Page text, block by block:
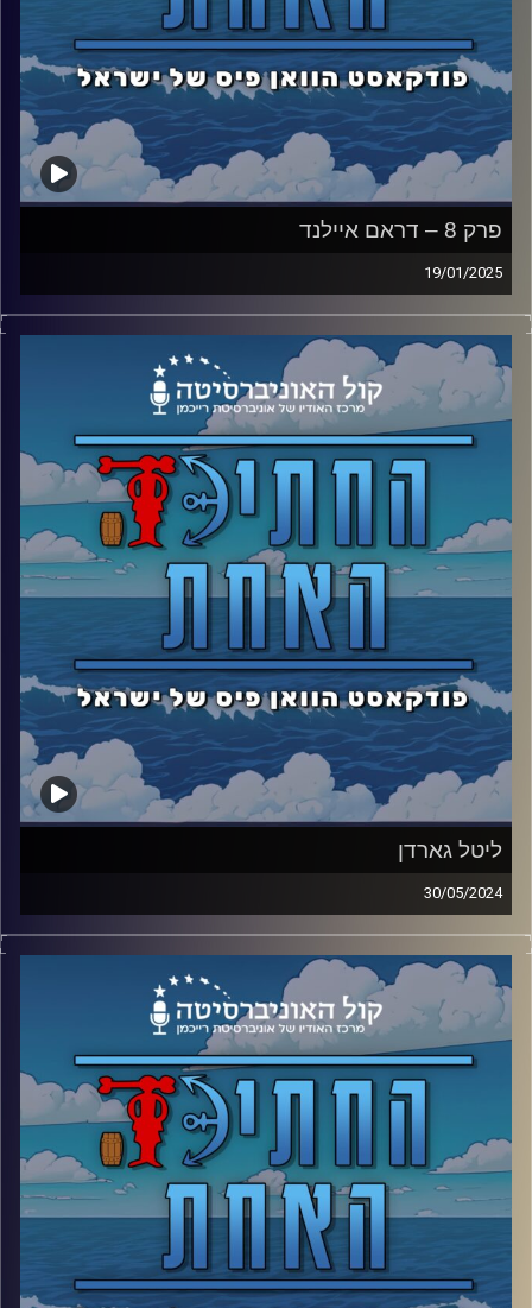
פרק 8 – דראם איילנד
19/01/2025
התגעגעתם אז באנו.
בפרק הקאמבק של החתיכה האחת – הצמד הדינמי מדבר על
דראם איילנד ועל ההצטרפות של צ'ופר!
קרדיט תמונות: אסי ביטון
ליטל גארדן
30/05/2024
הצוות מגיע אל האי שהזמן לא זז בו ופוגש את שתיים
מהדמויות האהובות בסדרה.
קרדיט תמונות: אסי ביטון